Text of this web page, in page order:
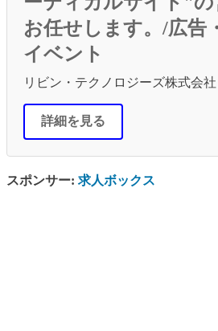
お任せします。/広告
イベント
リビン・テクノロジーズ株式会
詳細を見る
スポンサー: 求人ボックス